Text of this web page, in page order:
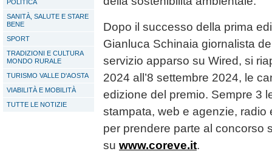
POLITICA
SANITÀ, SALUTE E STARE
BENE
SPORT
TRADIZIONI E CULTURA
MONDO RURALE
TURISMO VALLE D'AOSTA
VIABILITÀ E MOBILITÀ
TUTTE LE NOTIZIE
Dopo il successo della prima
Gianluca Schinaia giornalista
servizio apparso su Wired, si
2024 all’8 settembre 2024, le
edizione del premio. Sempre 3
stampata, web e agenzie, radio
per prendere parte al concorso
su www.coreve.it.